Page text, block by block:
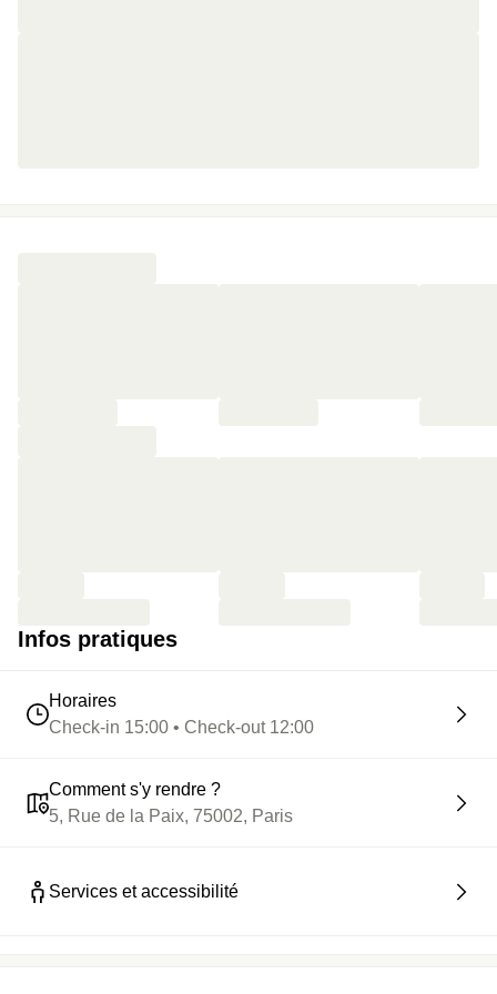
Infos pratiques
Horaires
Check-in 15:00 • Check-out 12:00
Comment s'y rendre ?
5, Rue de la Paix, 75002, Paris
Services et accessibilité